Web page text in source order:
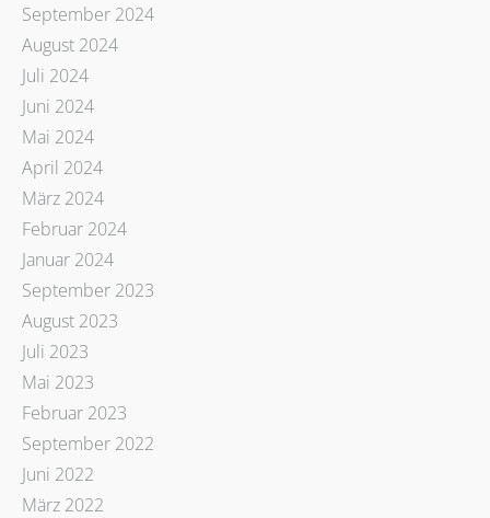
September 2024
August 2024
Juli 2024
Juni 2024
Mai 2024
April 2024
März 2024
Februar 2024
Januar 2024
September 2023
August 2023
Juli 2023
Mai 2023
Februar 2023
September 2022
Juni 2022
März 2022